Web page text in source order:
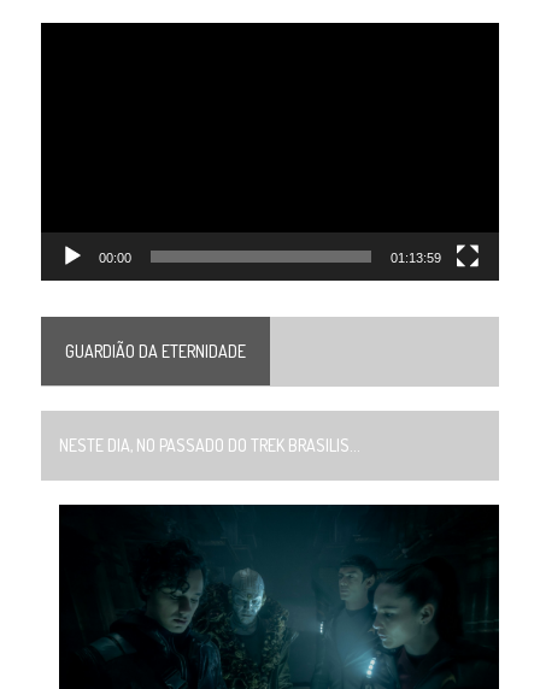
00:00 01:13:59
GUARDIÃO DA ETERNIDADE
NESTE DIA, NO PASSADO DO TREK BRASILIS...